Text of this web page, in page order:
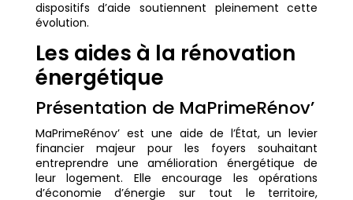
dispositifs d’aide soutiennent pleinement cette
évolution.
Les aides à la rénovation
énergétique
Présentation de MaPrimeRénov’
MaPrimeRénov’ est une aide de l’État, un levier
financier majeur pour les foyers souhaitant
entreprendre une amélioration énergétique de
leur logement. Elle encourage les opérations
d’économie d’énergie sur tout le territoire,